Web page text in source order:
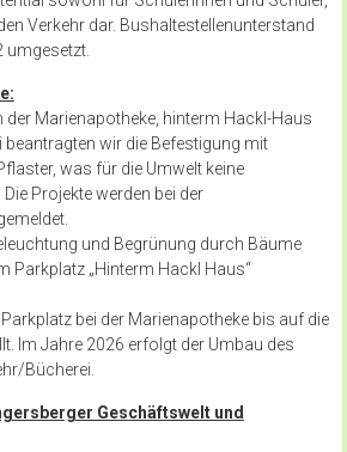
Verkehr dar. Bushaltestellenunterstand
umgesetzt.
der Marienapotheke, hinterm Hackl-Haus
beantragten wir die Befestigung mit
was für die Umwelt keine
Projekte werden bei der
und Begrünung durch Bäume
Parkplatz „Hinterm Hackl Haus“
bei der Marienapotheke bis auf die
Im Jahre 2026 erfolgt der Umbau des
Bücherei.
Geschäftswelt und